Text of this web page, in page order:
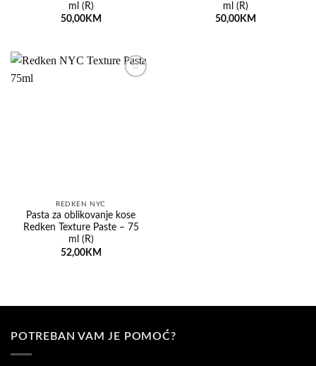
ml (R)
50,00KM
ml (R)
50,00KM
REDKEN NYC
Pasta za oblikovanje kose
Redken Texture Paste – 75
ml (R)
52,00KM
POTREBAN VAM JE POMOĆ?